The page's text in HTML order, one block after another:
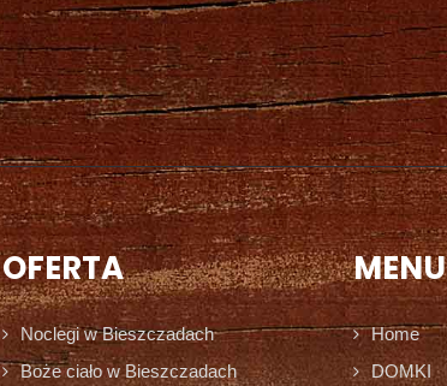
OFERTA
Noclegi w Bieszczadach
Boże ciało w Bieszczadach
MENU
Home
DOMKI